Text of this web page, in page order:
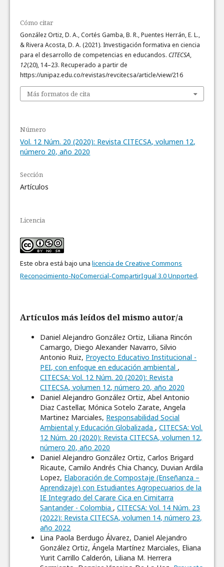
Cómo citar
González Ortiz, D. A., Cortés Gamba, B. R., Puentes Herrán, E. L.,
& Rivera Acosta, D. A. (2021). Investigación formativa en ciencia
para el desarrollo de competencias en educandos.CITECSA,
12(20), 14–23. Recuperado a partir de
https://unipaz.edu.co/revistas/revcitecsa/article/view/216
Más formatos de cita
Número
Vol. 12 Núm. 20 (2020): Revista CITECSA, volumen 12,
número 20, año 2020
Sección
Artículos
Licencia
Este obra está bajo unalicencia de Creative Commons
Reconocimiento-NoComercial-CompartirIgual 3.0 Unported.
Artículos más leídos del mismo autor/a
Daniel Alejandro González Ortiz, Liliana Rincón
Camargo, Diego Alexander Navarro, Silvio
Antonio Ruiz, Proyecto Educativo Institucional -
PEI, con enfoque en educación ambiental ,
CITECSA: Vol. 12 Núm. 20 (2020): Revista
CITECSA, volumen 12, número 20, año 2020
Daniel Alejandro González Ortiz, Abel Antonio
Diaz Castellar, Mónica Sotelo Zarate, Angela
Martinez Marciales, Responsabilidad Social
Ambiental y Educación Globalizada ,CITECSA: Vol.
12 Núm. 20 (2020): Revista CITECSA, volumen 12,
número 20, año 2020
Daniel Alejandro González Ortiz, Carlos Brigard
Ricaute, Camilo Andrés Chia Chancy, Duvian Ardila
Lopez, Elaboración de Compostaje (Enseñanza –
Aprendizaje) con Estudiantes Agropecuarios de la
IE Integrado del Carare Cica en Cimitarra
Santander - Colombia ,CITECSA: Vol. 14 Núm. 23
(2022): Revista CITECSA, volumen 14, número 23,
año 2022
Lina Paola Berdugo Álvarez, Daniel Alejandro
González Ortiz, Ángela Martínez Marciales, Eliana
Yurit Carrillo Calderón, Liliana M. Herrera